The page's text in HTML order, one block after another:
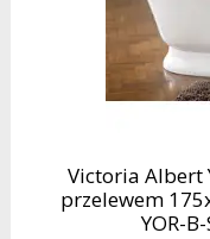
Victoria Albert
przelewem
YOR-